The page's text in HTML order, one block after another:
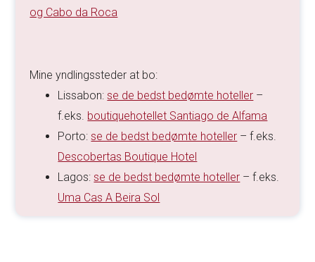
og Cabo da Roca
Mine yndlingssteder at bo:
Lissabon:se de bedst bedømte hoteller –
f.eks. boutiquehotellet Santiago de Alfama
Porto:se de bedst bedømte hoteller – f.eks.
Descobertas Boutique Hotel
Lagos:se de bedst bedømte hoteller – f.eks.
Uma Cas A Beira Sol